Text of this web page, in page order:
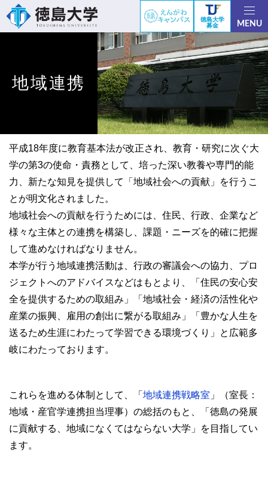
徳島大学
募金
MENU
地域連携
平成18年度に教育基本法が改正され、教育・研究に次ぐ大
学の第3の使命・責務として、培った深い教養や専門的能
力、新たな知見を提供して「地域社会への貢献」を行うこ
とが明文化されました。
地域社会への貢献を行うためには、住民、行政、企業など
様々な主体との連携を構築し、課題・ニーズを的確に把握
して進めなければなりません。
本学が行う地域連携活動は、行政の審議会への協力、プロ
ジェクトへのアドバイスなどはもとより、「住民の安心安
全を提供するための取組み」「地域社会・経済の活性化や
産業の振興、雇用の創出に繋がる取組み」「豊かな人生を
送るため生涯にわたって学習できる環境づくり」と広範多
岐にわたっております。
これらを進める体制として、「 地域連携戦略室 」（室長：
地域・産官学連携担当理事）の総括のもと、「徳島の発展
に貢献する、地域になくてはならない大学」を目指してい
ます。